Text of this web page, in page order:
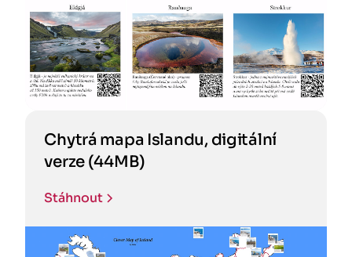
Chytrá mapa Islandu, digitální
verze (44MB)
Stáhnout